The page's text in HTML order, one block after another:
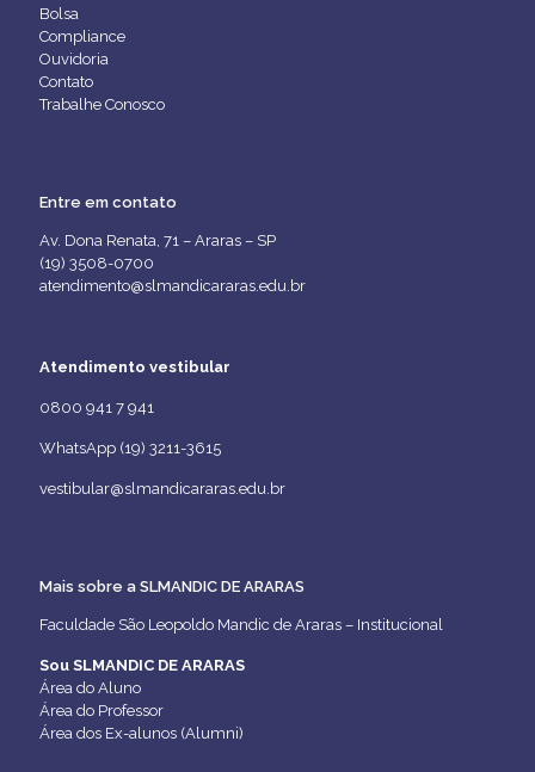
Bolsa
Compliance
Ouvidoria
Contato
Trabalhe Conosco
Entre em contato
Av. Dona Renata, 71 – Araras – SP
(19) 3508-0700
atendimento@slmandicararas.edu.br
Atendimento vestibular
0800 941 7 941
WhatsApp (19) 3211-3615
vestibular@slmandicararas.edu.br
Mais sobre a SLMANDIC DE ARARAS
Faculdade São Leopoldo Mandic de Araras – Institucional
Sou SLMANDIC DE ARARAS
Área do Aluno
Área do Professor
Área dos Ex-alunos (Alumni)